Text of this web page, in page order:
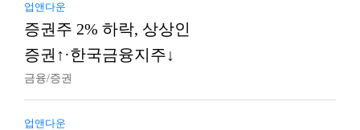
업앤다운
증권주 2% 하락, 상상인
증권↑·한국금융지주↓
금융/증권
업앤다운